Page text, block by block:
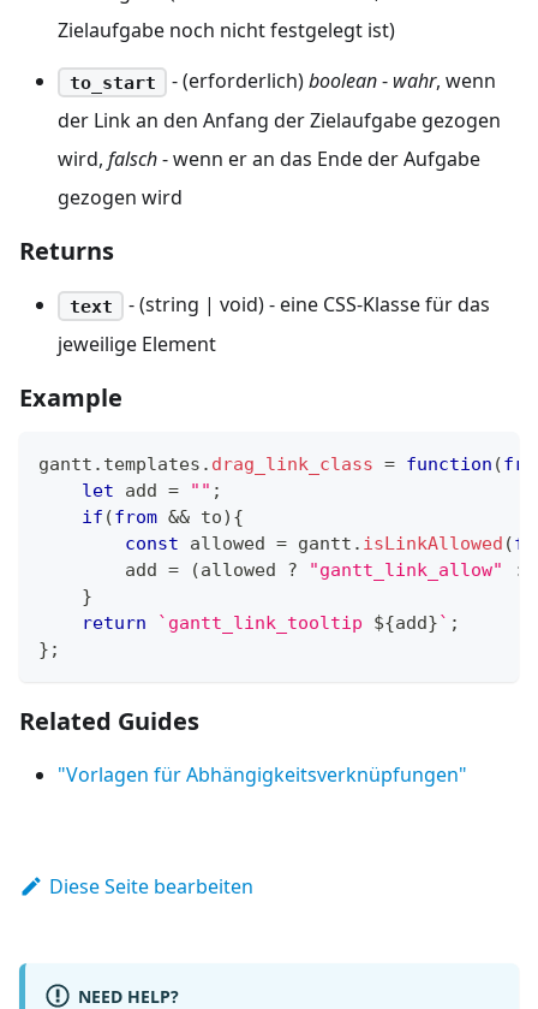
Zielaufgabe noch nicht festgelegt ist)
to_start - (erforderlich)boolean- wahr, wenn
der Link an den Anfang der Zielaufgabe gezogen
wird, falsch- wenn er an das Ende der Aufgabe
gezogen wird
Returns
text
- (string | void) - eine CSS-Klasse für das
jeweilige Element
Example
gantt . templates . drag_link_class = function (
let add = "" ;
if (from && to) {
const allowed = gantt . isLinkAllowed (
        add
= (allowed ? "gantt_link_allow" :
}
return
` gantt_link_tooltip ${add}` ;
} ;
Related Guides
"Vorlagen für Abhängigkeitsverknüpfungen"
Diese Seite bearbeiten
NEED HELP?